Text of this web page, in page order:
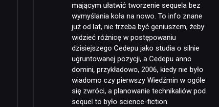
mającym ułatwić tworzenie sequela bez
wymyślania koła na nowo. To info znane
już od lat, nie trzeba być geniuszem, żeby
widzieć różnicę w postępowaniu
dzisiejszego Cedepu jako studia o silnie
ugruntowanej pozycji, a Cedepu anno
domini, przykładowo, 2006, kiedy nie było
wiadomo czy pierwszy Wiedźmin w ogóle
się zwróci, a planowanie technikaliów pod
sequel to było science-fiction.